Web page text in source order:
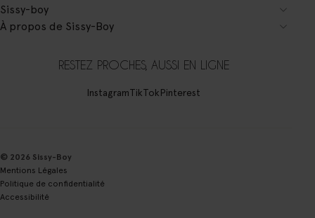
Sissy-boy
À propos de Sissy-Boy
RESTEZ PROCHES, AUSSI EN LIGNE
InstagramTikTokPinterest
© 2026 Sissy-Boy
Mentions Légales
Politique de confidentialité
Accessibilité